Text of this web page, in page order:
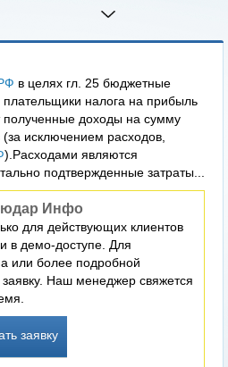
в целях гл. 25 бюджетные
плательщики налога на прибыль
доходы на сумму
исключением расходов,
).Расходами являются
подтвержденные затраты...
Инфо
для действующих клиентов
демо-доступе. Для
или более подробной
Наш менеджер свяжется
заявку